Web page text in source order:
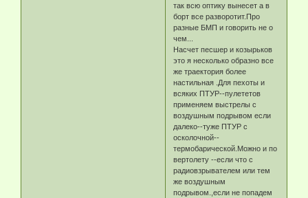
так всю оптику вынесет а в
борт все разворотит.Про
разные БМП и говорить не о
чем...
Насчет песшер и козырьков
это я несколько образно все
же траектория более
настильная .Для пехоты и
всяких ПТУР--пулететов
применяем выстрелы с
воздушным подрывом если
далеко--туже ПТУР с
осколочной--
термобарической.Можно и по
вертолету --если что с
радиовзрывателем или тем
же воздушным
подрывом.,если не попадем